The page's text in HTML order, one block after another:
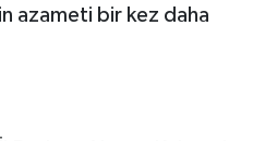
azameti bir kez daha